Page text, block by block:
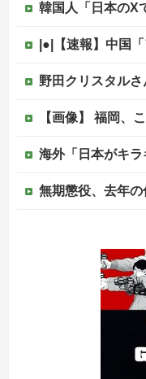
韓国人「日本のXで話題になった
|●|【速報】中国「アメリカさぁ、調子
野田クリスタルさん「イラストレーターの人が
【画像】 福岡、こんなのが普通に走ってるｗ
海外「日本がキラキラして見える…」 日
無期懲役、去年の仮
中国政府、強烈な不満を表明「泥棒が
【動画】お姉さん、クジラと
【移民政策反対】イ